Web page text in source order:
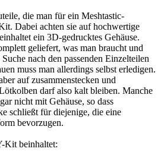
die man für ein Meshtastic-
Dabei achten sie auf hochwertige
ein 3D-gedrucktes Gehäuse.
geliefert, was man braucht und
nach den passenden Einzelteilen
muss man allerdings selbst erledigen.
auf zusammenstecken und
darf also kalt bleiben. Manche
nicht mit Gehäuse, so dass
schließt für diejenige, die eine
bevorzugen.
Kit beinhaltet: